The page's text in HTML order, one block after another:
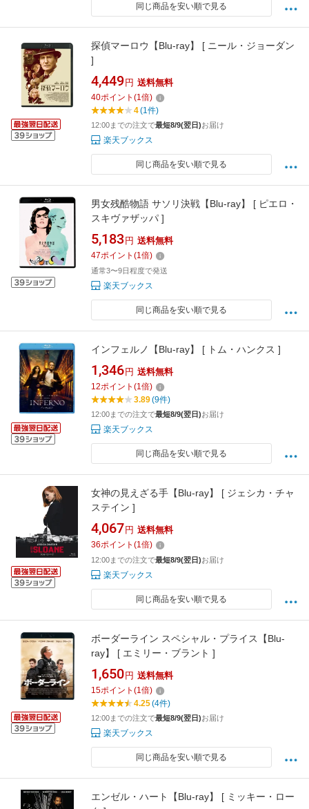
同じ商品を安い順で見る
探偵マーロウ【Blu-ray】 [ ニール・ジョーダン
]
4,449 円 送料無料
40ポイント (1倍)
4(1件)
12:00までの注文で最短8/9(翌日)お届け
楽天ブックス
同じ商品を安い順で見る
男女残酷物語 サソリ決戦【Blu-ray】 [ ピエロ・
スキヴァザッパ ]
5,183 円 送料無料
47ポイント (1倍)
通常3〜9日程度で発送
楽天ブックス
同じ商品を安い順で見る
インフェルノ【Blu-ray】 [ トム・ハンクス ]
1,346 円 送料無料
12ポイント (1倍)
3.89(9件)
12:00までの注文で最短8/9(翌日)お届け
楽天ブックス
同じ商品を安い順で見る
女神の見えざる手【Blu-ray】 [ ジェシカ・チャ
ステイン ]
4,067 円 送料無料
36ポイント (1倍)
12:00までの注文で最短8/9(翌日)お届け
楽天ブックス
同じ商品を安い順で見る
ボーダーライン スペシャル・プライス【Blu-
ray】 [ エミリー・ブラント ]
1,650 円 送料無料
15ポイント (1倍)
4.25(4件)
12:00までの注文で最短8/9(翌日)お届け
楽天ブックス
同じ商品を安い順で見る
エンゼル・ハート【Blu-ray】 [ ミッキー・ロー